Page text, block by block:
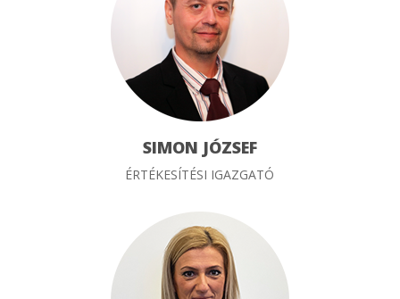
SIMON JÓZSEF
ÉRTÉKESÍTÉSI IGAZGATÓ